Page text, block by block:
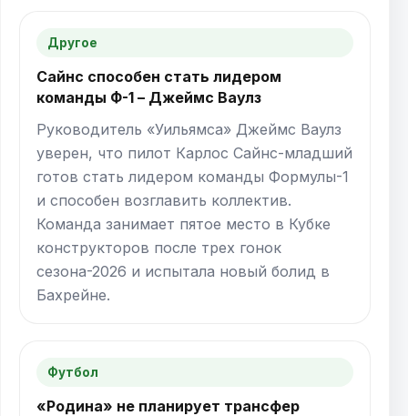
Другое
Сайнс способен стать лидером
команды Ф-1 – Джеймс Ваулз
Руководитель «Уильямса» Джеймс Ваулз
уверен, что пилот Карлос Сайнс-младший
готов стать лидером команды Формулы-1
и способен возглавить коллектив.
Команда занимает пятое место в Кубке
конструкторов после трех гонок
сезона-2026 и испытала новый болид в
Бахрейне.
Футбол
«Родина» не планирует трансфер